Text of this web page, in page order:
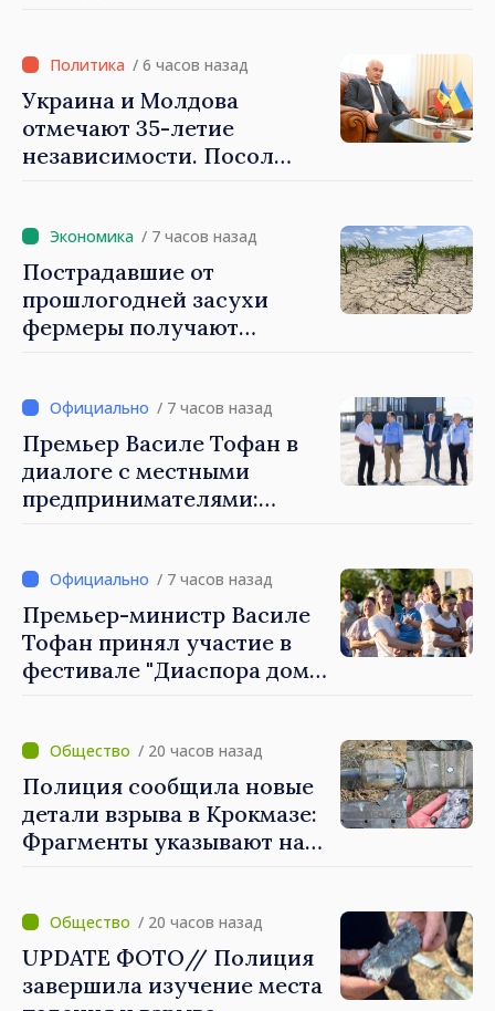
/ 6 часов назад
Украина и Молдова
отмечают 35-летие
независимости. Посол
и умеем обозначать наши
приоритеты на будущее
/ 7 часов назад
Пострадавшие от
прошлогодней засухи
фермеры получают
гектар
/ 7 часов назад
Премьер Василе Тофан в
диалоге с местными
предпринимателями:
сообщество, когда есть
инициатива, труд и
предпринимательский дух
/ 7 часов назад
Премьер-министр Василе
Тофан принял участие в
фестивале "Диаспора дома"
/ 20 часов назад
Полиция сообщила новые
детали взрыва в Крокмазе:
Фрагменты указывают на
/ 20 часов назад
UPDATE ФОТО// Полиция
завершила изучение места